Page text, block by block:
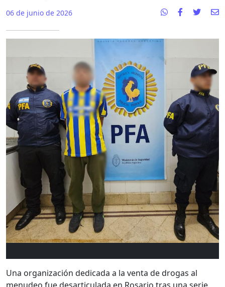
06 de junio de 2026
Una organización dedicada a la venta de drogas al